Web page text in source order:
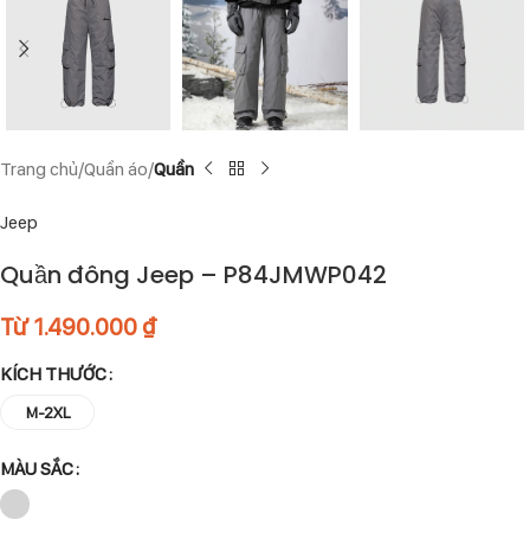
Trang chủ Quần áo Quần
Jeep
Quần đông Jeep – P84JMWP042
Từ1.490.000 ₫
KÍCH THƯỚC
M-2XL
MÀU SẮC